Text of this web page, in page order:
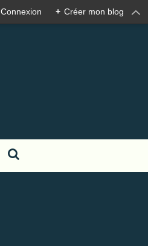
Connexion + Créer mon blog